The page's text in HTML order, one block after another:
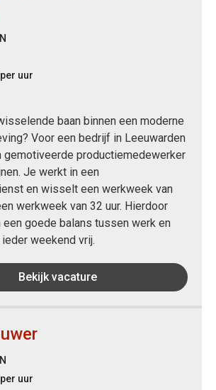
per uur
baan binnen een moderne
Voor een bedrijf in Leeuwarden
gemotiveerde productiemedewerker
Je werkt in een
en wisselt een werkweek van
werkweek van 32 uur. Hierdoor
een goede balans tussen werk en
weekend vrij.
Bekijk vacature
per uur